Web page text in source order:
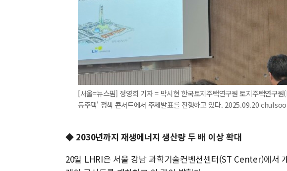
[서울=뉴스핌] 정영희 기자 = 박시현 한국토지주택연구원 토지주택연구
동주택' 정책 콘서트에서 주제발표를 진행하고 있다. 2025.09.20
◆ 2030년까지 재생에너지 생산량 두 배 이상 확대
20일 LHRI은 서울 강남 과학기술컨벤션센터(ST Center)에서